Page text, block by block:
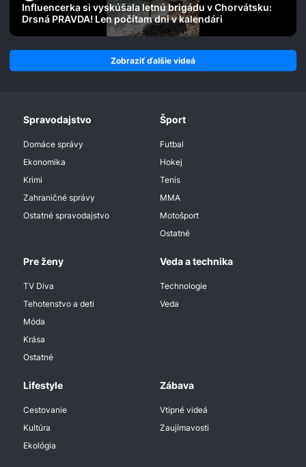
Influencerka si vyskúšala letnú brigádu v Chorvátsku:
Drsná PRAVDA! Len počítam dni v kalendári
Zobraziť ďalšie videá
Spravodajstvo
Domáce správy
Ekonomika
Krimi
Zahraničné správy
Ostatné spravodajstvo
Šport
Futbal
Hokej
Tenis
MMA
Motošport
Ostatné
Pre ženy
TV Diva
Tehotenstvo a deti
Móda
Krása
Ostatné
Veda a technika
Technologie
Veda
Lifestyle
Cestovanie
Kultúra
Ekológia
Zábava
Vtipné videá
Zaujímavosti